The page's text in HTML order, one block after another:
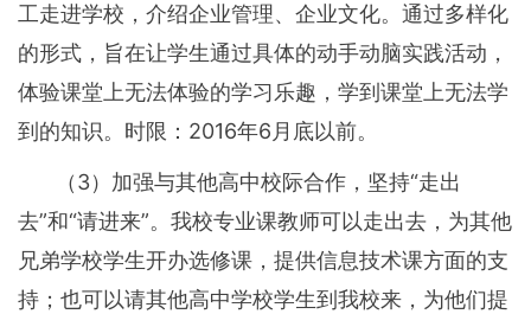
工走进学校，介绍企业管理、企业文化。通过多样化
的形式，旨在让学生通过具体的动手动脑实践活动，
体验课堂上无法体验的学习乐趣，学到课堂上无法学
到的知识。时限：2016年6月底以前。
（3）加强与其他高中校际合作，坚持“走出
去”和“请进来”。我校专业课教师可以走出去，为其他
兄弟学校学生开办选修课，提供信息技术课方面的支
持；也可以请其他高中学校学生到我校来，为他们提